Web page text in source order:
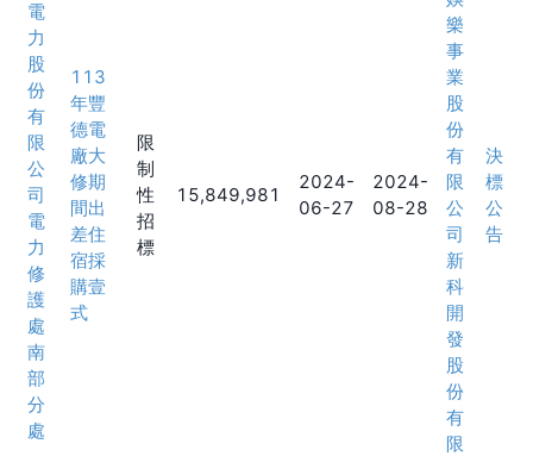
電
力
股
份
有
限
公
司
電
力
修
護
處
南
部
分
處
113
年豐
德電
廠大
修期
間出
差住
宿採
購壹
式
限
制
性
招
標
15,849,981
2024-
06-27
2024-
08-28
樂
事
業
股
份
有
限
公
司
新
科
開
發
股
份
有
限
決
標
公
告